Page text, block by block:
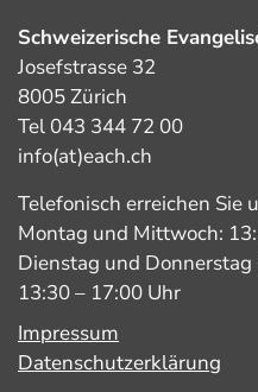
Schweizerische
Josefstrasse 32
8005 Zürich
Tel 043 344 72 00
info(at)each.ch
Telefonisch erreichen Sie
Montag und Mittwoch:
Dienstag und
13:30 – 17:00 Uhr
Impressum
Datenschutzerklärung